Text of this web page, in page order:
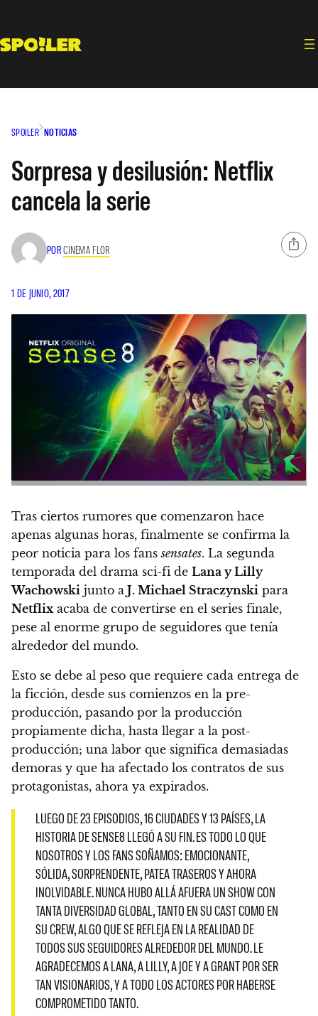
contenido
SPOILER NOTICIAS
Sorpresa y desilusión: Netflix
cancela la serie
PORCINEMA FLOR
1 DE JUNIO, 2017
Tras ciertos rumores que comenzaron hace
apenas algunas horas, finalmente se confirma la
peor noticia para los fanssensates. La segunda
temporada del drama sci-fi de Lana y Lilly
Wachowski junto a J. Michael Straczynski para
Netflix acaba de convertirse en el series finale,
pese al enorme grupo de seguidores que tenía
alrededor del mundo.
Esto se debe al peso que requiere cada entrega de
la ficción, desde sus comienzos en la pre-
producción, pasando por la producción
propiamente dicha, hasta llegar a la post-
producción; una labor que significa demasiadas
demoras y que ha afectado los contratos de sus
protagonistas, ahora ya expirados.
LUEGO DE 23 EPISODIOS, 16 CIUDADES Y 13 PAÍSES, LA
HISTORIA DE SENSE8 LLEGÓ A SU FIN. ES TODO LO QUE
NOSOTROS Y LOS FANS SOÑAMOS: EMOCIONANTE,
SÓLIDA, SORPRENDENTE, PATEA TRASEROS Y AHORA
INOLVIDABLE. NUNCA HUBO ALLÁ AFUERA UN SHOW CON
TANTA DIVERSIDAD GLOBAL, TANTO EN SU CAST COMO EN
SU CREW, ALGO QUE SE REFLEJA EN LA REALIDAD DE
TODOS SUS SEGUIDORES ALREDEDOR DEL MUNDO. LE
AGRADECEMOS A LANA, A LILLY, A JOE Y A GRANT POR SER
TAN VISIONARIOS, Y A TODO LOS ACTORES POR HABERSE
COMPROMETIDO TANTO.